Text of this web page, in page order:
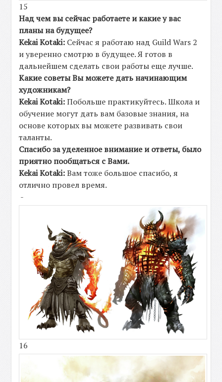
15
Над чем вы сейчас работаете и какие у вас
планы на будущее?
Kekai Kotaki: Сейчас я работаю над Guild Wars 2
и уверенно смотрю в будущее. Я готов в
дальнейшем сделать свои работы еще лучше.
Какие советы Вы можете дать начинающим
художникам?
Kekai Kotaki:Побольше практикуйтесь. Школа и
обучение могут дать вам базовые знания, на
основе которых вы можете развивать свои
таланты.
Спасибо за уделенное внимание и ответы, было
приятно пообщаться с Вами.
Kekai Kotaki:Вам тоже большое спасибо, я
отлично провел время.
-
16